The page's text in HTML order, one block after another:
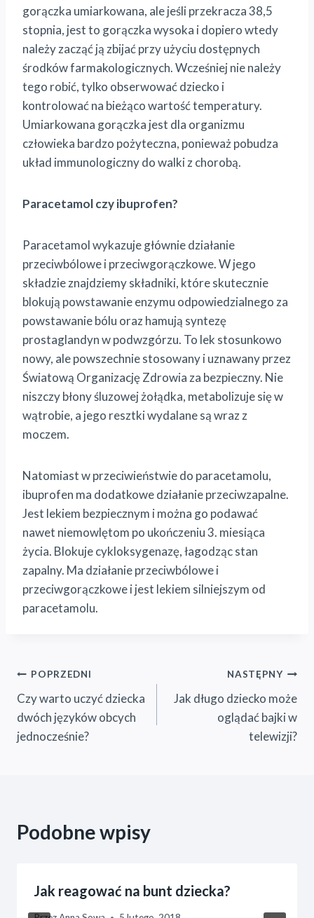
gorączka umiarkowana, ale jeśli przekracza 38,5
stopnia, jest to gorączka wysoka i dopiero wtedy
należy zacząć ją zbijać przy użyciu dostępnych
środków farmakologicznych. Wcześniej nie należy
tego robić, tylko obserwować dziecko i
kontrolować na bieżąco wartość temperatury.
Umiarkowana gorączka jest dla organizmu
człowieka bardzo pożyteczna, ponieważ pobudza
układ immunologiczny do walki z chorobą.
Paracetamol czy ibuprofen?
Paracetamol wykazuje głównie działanie
przeciwbólowe i przeciwgorączkowe. W jego
składzie znajdziemy składniki, które skutecznie
blokują powstawanie enzymu odpowiedzialnego za
powstawanie bólu oraz hamują syntezę
prostaglandyn w podwzgórzu. To lek stosunkowo
nowy, ale powszechnie stosowany i uznawany przez
Światową Organizację Zdrowia za bezpieczny. Nie
niszczy błony śluzowej żołądka, metabolizuje się w
wątrobie, a jego resztki wydalane są wraz z
moczem.
Natomiast w przeciwieństwie do paracetamolu,
ibuprofen ma dodatkowe działanie przeciwzapalne.
Jest lekiem bezpiecznym i można go podawać
nawet niemowlętom po ukończeniu 3. miesiąca
życia. Blokuje cykloksygenazę, łagodząc stan
zapalny. Ma działanie przeciwbólowe i
przeciwgorączkowe i jest lekiem silniejszym od
paracetamolu.
Nawigacja
wpisu
POPRZEDNI
Czy warto uczyć dziecka
dwóch języków obcych
jednocześnie?
NASTĘPNY
Jak długo dziecko może
oglądać bajki w
telewizji?
Podobne wpisy
Jak reagować na bunt dziecka?